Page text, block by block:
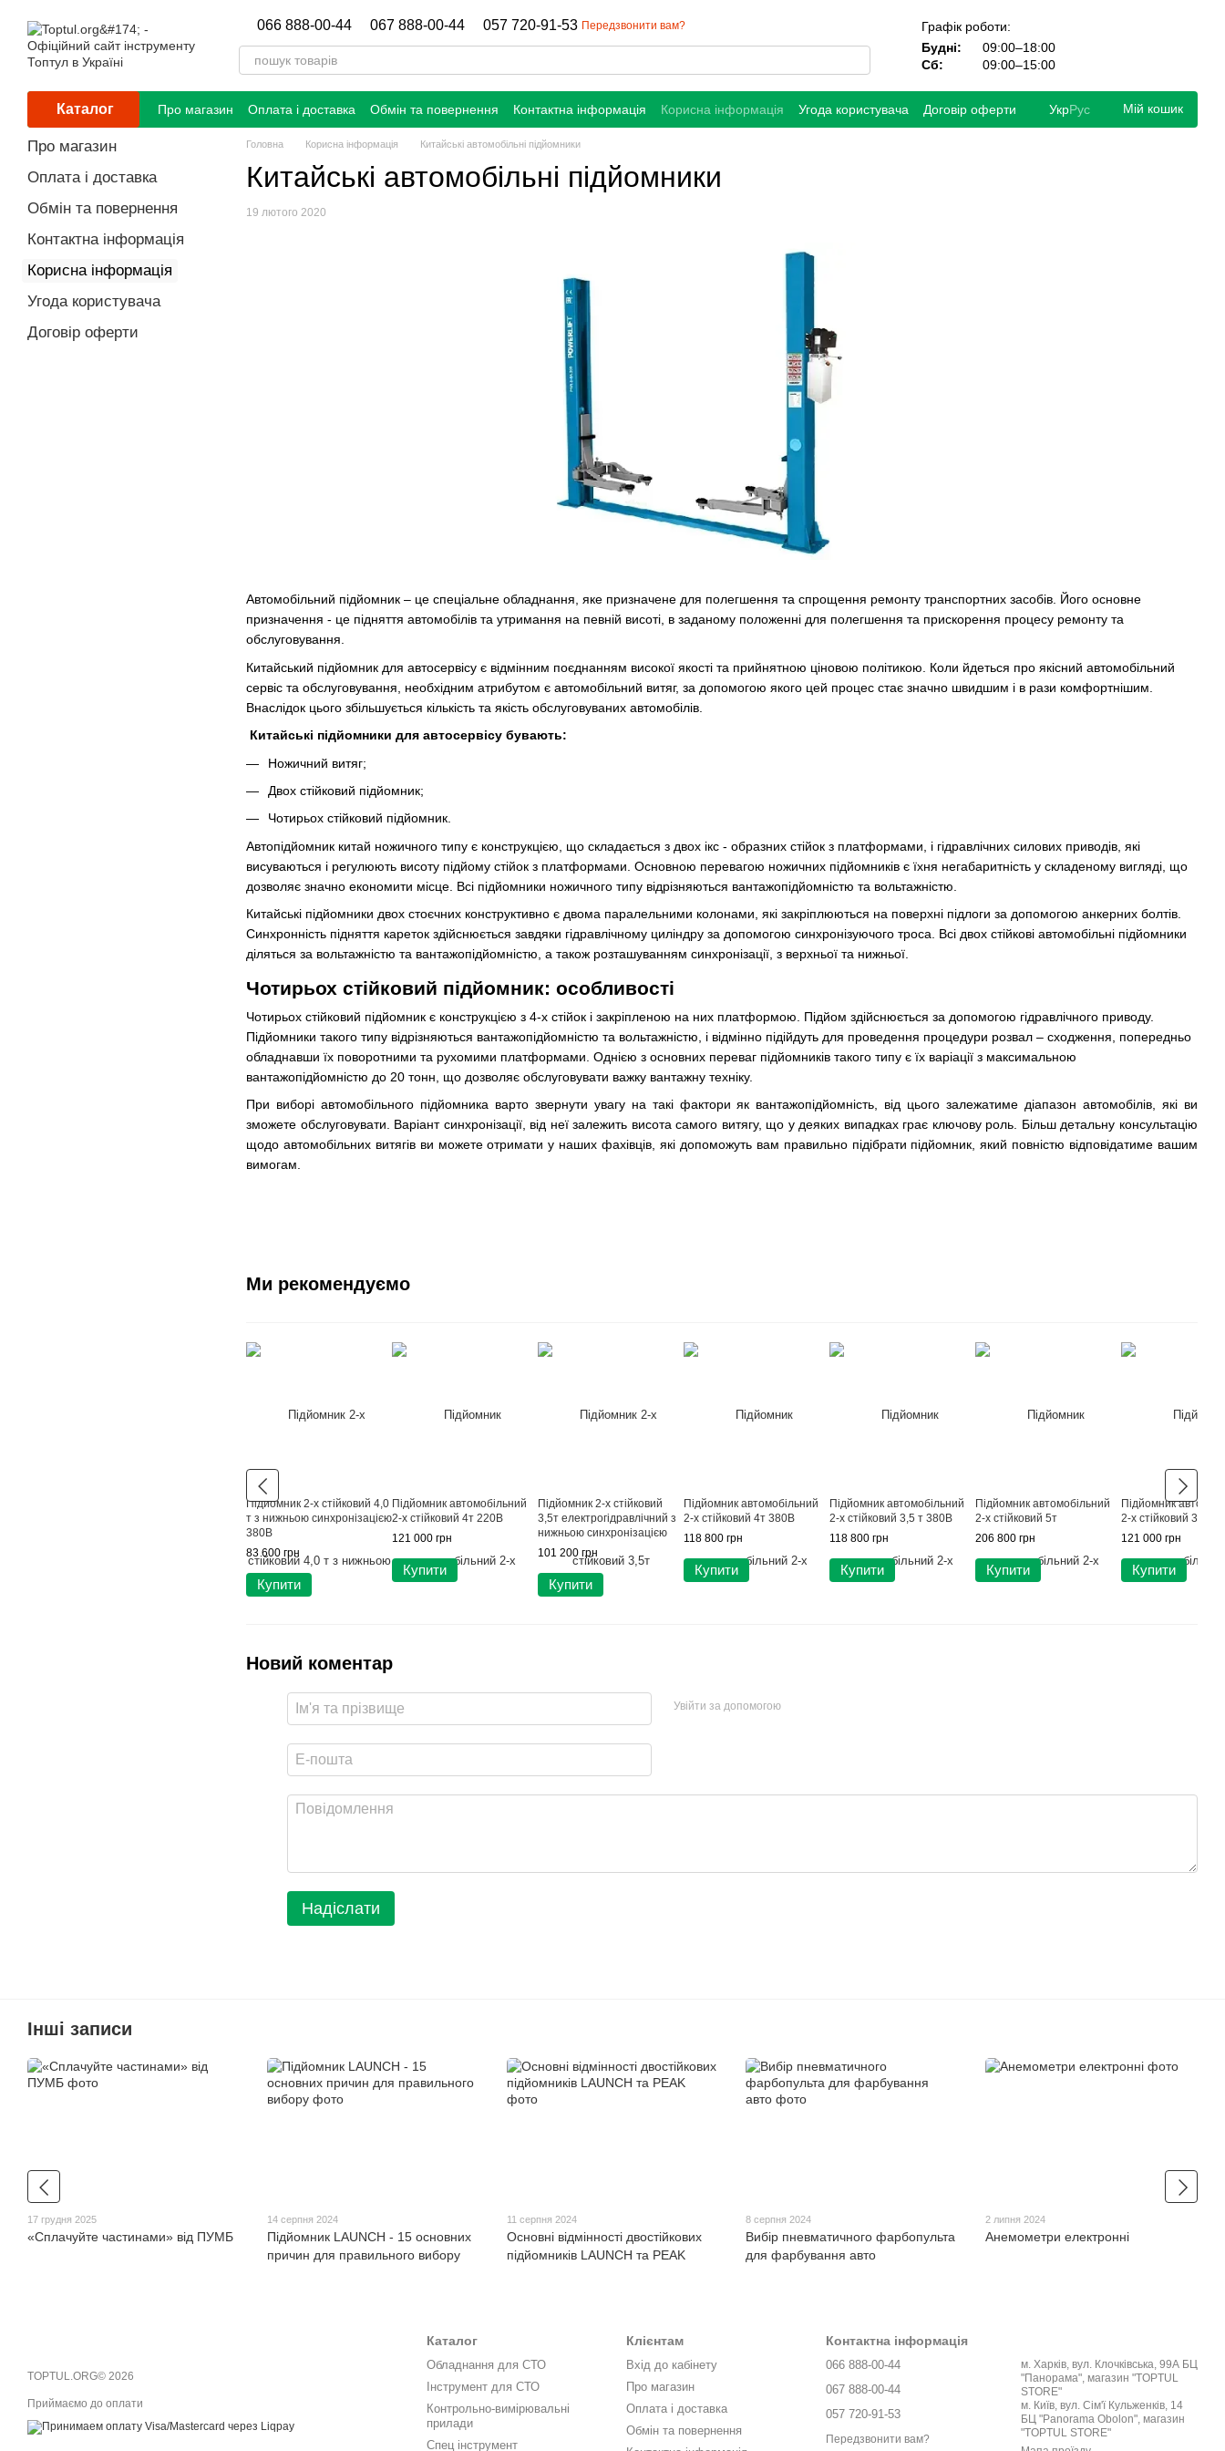
066 888-00-44 067 888-00-44 057 720-91-53 Передзвонити вам?
Графік роботи:
Будні:
09:00–18:00
Сб:
09:00–15:00
Каталог Про магазин Оплата і доставка Обмін та повернення Контактна інформація Корисна інформація Угода користувача Договір оферти УкрРус Мій кошик
Головна Корисна інформація Китайські автомобільні підйомники
Китайські автомобільні підйомники
19 лютого 2020
Автомобільний підйомник – це спеціальне обладнання, яке призначене для полегшення та спрощення ремонту транспортних засобів. Його основне
призначення - це підняття автомобілів та утримання на певній висоті, в заданому положенні для полегшення та прискорення процесу ремонту та
обслуговування.
Китайський підйомник для автосервісу є відмінним поєднанням високої якості та прийнятною ціновою політикою. Коли йдеться про якісний автомобільний
сервіс та обслуговування, необхідним атрибутом є автомобільний витяг, за допомогою якого цей процес стає значно швидшим і в рази комфортнішим.
Внаслідок цього збільшується кількість та якість обслуговуваних автомобілів.
Китайські підйомники для автосервісу бувають:
Ножичний витяг;
Двох стійковий підйомник;
Чотирьох стійковий підйомник.
Автопідйомник китай ножичного типу є конструкцією, що складається з двох ікс - образних стійок з платформами, і гідравлічних силових приводів, які
висуваються і регулюють висоту підйому стійок з платформами. Основною перевагою ножичних підйомників є їхня негабаритність у складеному вигляді, що
дозволяє значно економити місце. Всі підйомники ножичного типу відрізняються вантажопідйомністю та вольтажністю.
Китайські підйомники двох стоєчних конструктивно є двома паралельними колонами, які закріплюються на поверхні підлоги за допомогою анкерних болтів.
Синхронність підняття кареток здійснюється завдяки гідравлічному циліндру за допомогою синхронізуючого троса. Всі двох стійкові автомобільні підйомники
діляться за вольтажністю та вантажопідйомністю, а також розташуванням синхронізації, з верхньої та нижньої.
Чотирьох стійковий підйомник: особливості
Чотирьох стійковий підйомник є конструкцією з 4-х стійок і закріпленою на них платформою. Підйом здійснюється за допомогою гідравлічного приводу.
Підйомники такого типу відрізняються вантажопідйомністю та вольтажністю, і відмінно підійдуть для проведення процедури розвал – сходження, попередньо
обладнавши їх поворотними та рухомими платформами. Однією з основних переваг підйомників такого типу є їх варіації з максимальною
вантажопідйомністю до 20 тонн, що дозволяє обслуговувати важку вантажну техніку.
При виборі автомобільного підйомника варто звернути увагу на такі фактори як вантажопідйомність, від цього залежатиме діапазон автомобілів, які ви
зможете обслуговувати. Варіант синхронізації, від неї залежить висота самого витягу, що у деяких випадках грає ключову роль. Більш детальну консультацію
щодо автомобільних витягів ви можете отримати у наших фахівців, які допоможуть вам правильно підібрати підйомник, який повністю відповідатиме вашим
вимогам.
Ми рекомендуємо
Підйомник 2-х стійковий 4,0
т з нижньою синхронізацією
380В
83 600 грн
Купити
Підйомник автомобільний
2-х стійковий 4т 220В
121 000 грн
Купити
Підйомник 2-х стійковий
3,5т електрогідравлічний з
нижньою синхронізацією
380В
101 200 грн
Купити
Підйомник автомобільний
2-х стійковий 4т 380В
118 800 грн
Купити
Підйомник автомобільний
2-х стійковий 3,5 т 380В
118 800 грн
Купити
Підйомник автомобільний
2-х стійковий 5т
206 800 грн
Купити
Підйомник
2-х стійковий 3,5 т
121 000 грн
Купити
Новий коментар
Увійти за допомогою
Надіслати
Про магазин
Оплата і доставка
Обмін та повернення
Контактна інформація
Корисна інформація
Угода користувача
Договір оферти
Інші записи
17 грудня 2025
«Сплачуйте частинами» від ПУМБ
14 серпня 2024
Підйомник LAUNCH - 15 основних
причин для правильного вибору
11 серпня 2024
Основні відмінності двостійкових
підйомників LAUNCH та PEAK
8 серпня 2024
Вибір пневматичного фарбопульта
для фарбування авто
2 липня 2024
Анемометри електронні
TOPTUL.ORG© 2026
Приймаємо до оплати
Каталог
Обладнання для СТО
Інструмент для СТО
Контрольно-вимірювальні
прилади
Спец інструмент
Клієнтам
Вхід до кабінету
Про магазин
Оплата і доставка
Обмін та повернення
Контактна інформація
066 888-00-44
067 888-00-44
057 720-91-53
Передзвонити вам?
м. Харків, вул. Клочківська, 99А БЦ
"Панорама", магазин "TOPTUL
STORE"
м. Київ, вул. Сім'ї Кульженків, 14
БЦ "Panorama Obolon", магазин
"TOPTUL STORE"